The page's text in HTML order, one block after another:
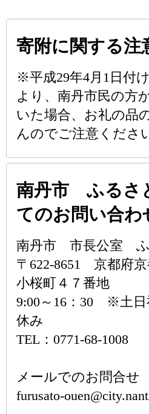
寄附に関する注
※平成29年4月1日付
より、南丹市民の方
いた場合、お礼の品
んのでご注意くださ
南丹市 ふるさ
てのお問い合わ
南丹市 市長公室 ふ
〒622-8651 京都府
小桜町４７番地
9:00～16：30 ※土日
休み
TEL：0771-68-1008
メールでのお問合せ
furusato-